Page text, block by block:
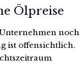
Ölpreise
noch
ist offensichtlich.